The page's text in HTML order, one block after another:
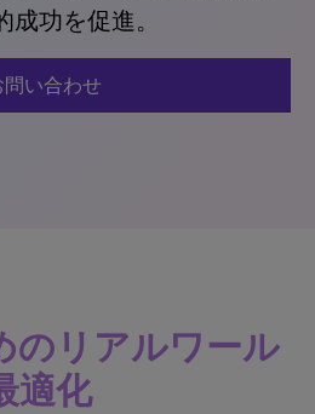
功を促進。
問い合わせ
のリアルワール
適化